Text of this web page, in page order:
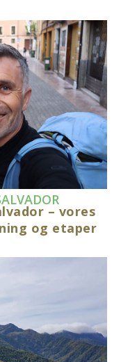
– vores
og etaper